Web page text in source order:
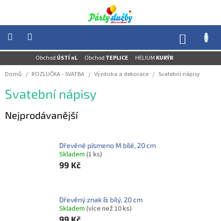
obsah
Obchod ÚSTÍ nL Obchod TEPLICE HELIUM KURÝR
KOŠÍK
-
AKCE
BALONKY
-
Domů / ROZLUČKA - SVATBA / Výzdoba a dekorace / Svatební nápisy
Svatební nápisy
Nejprodávanější
Dřevěné písmeno M bílé, 20 cm
Skladem (1 ks)
99 Kč
Dřevěný znak & bílý, 20 cm
Skladem (více než 10 ks)
99 Kč